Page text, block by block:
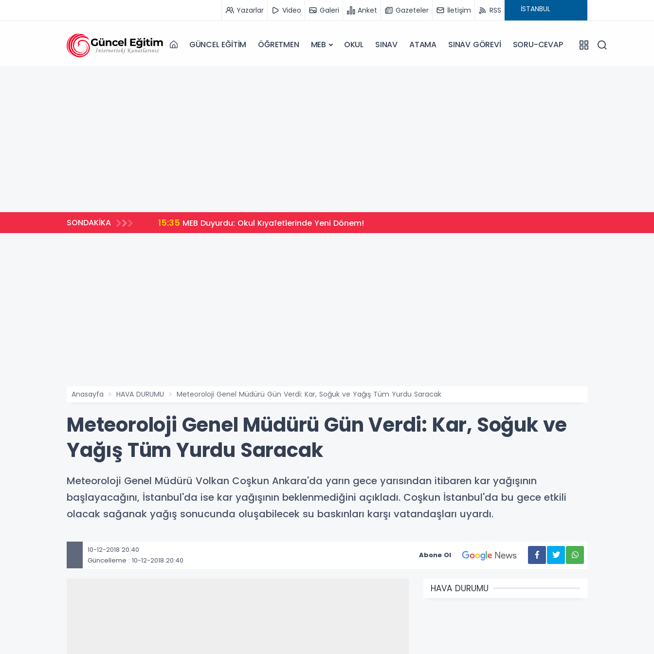
Yazarlar Video Galeri Anket Gazeteler İletişim RSS
GÜNCEL EĞİTİM ÖĞRETMEN MEB OKUL SINAV ATAMA SINAV GÖREVİ SORU-CEVAP
SONDAKİKA 15:35 MEB Duyurdu: Okul Kıyafetlerinde Yeni Dönem!
Anasayfa HAVA DURUMU Meteoroloji Genel Müdürü Gün Verdi: Kar, Soğuk ve Yağış Tüm Yurdu Saracak
Meteoroloji Genel Müdürü Gün Verdi: Kar, Soğuk ve
Yağış Tüm Yurdu Saracak
Meteoroloji Genel Müdürü Volkan Coşkun Ankara'da yarın gece yarısından itibaren kar yağışının
başlayacağını, İstanbul'da ise kar yağışının beklenmediğini açıkladı. Coşkun İstanbul'da bu gece etkili
olacak sağanak yağış sonucunda oluşabilecek su baskınları karşı vatandaşları uyardı.
10-12-2018 20:40
Güncelleme : 10-12-2018 20:40
Abone Ol
HAVA DURUMU